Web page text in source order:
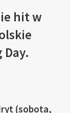
hit w
(sobota,